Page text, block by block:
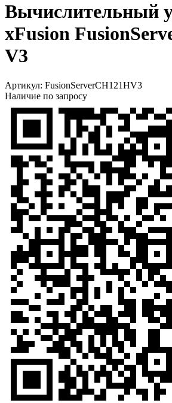
Вычислительный
xFusion
V3
Артикул: FusionServerCH121HV3
Наличие по запросу